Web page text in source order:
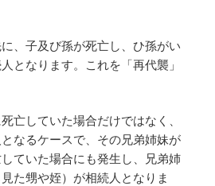
、子及び孫が死亡し、ひ孫がい
となります。これを「再代襲」
亡していた場合だけではなく、
なるケースで、その兄弟姉妹が
ていた場合にも発生し、兄弟姉
た甥や姪）が相続人となりま